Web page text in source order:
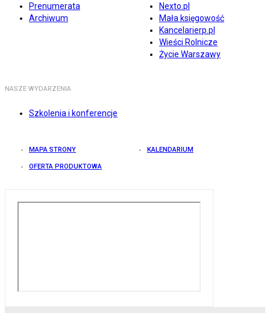
Prenumerata
Archiwum
Nexto.pl
Mała księgowość
Kancelarierp.pl
Wieści Rolnicze
Życie Warszawy
NASZE WYDARZENIA
Szkolenia i konferencje
MAPA STRONY KALENDARIUM
OFERTA PRODUKTOWA